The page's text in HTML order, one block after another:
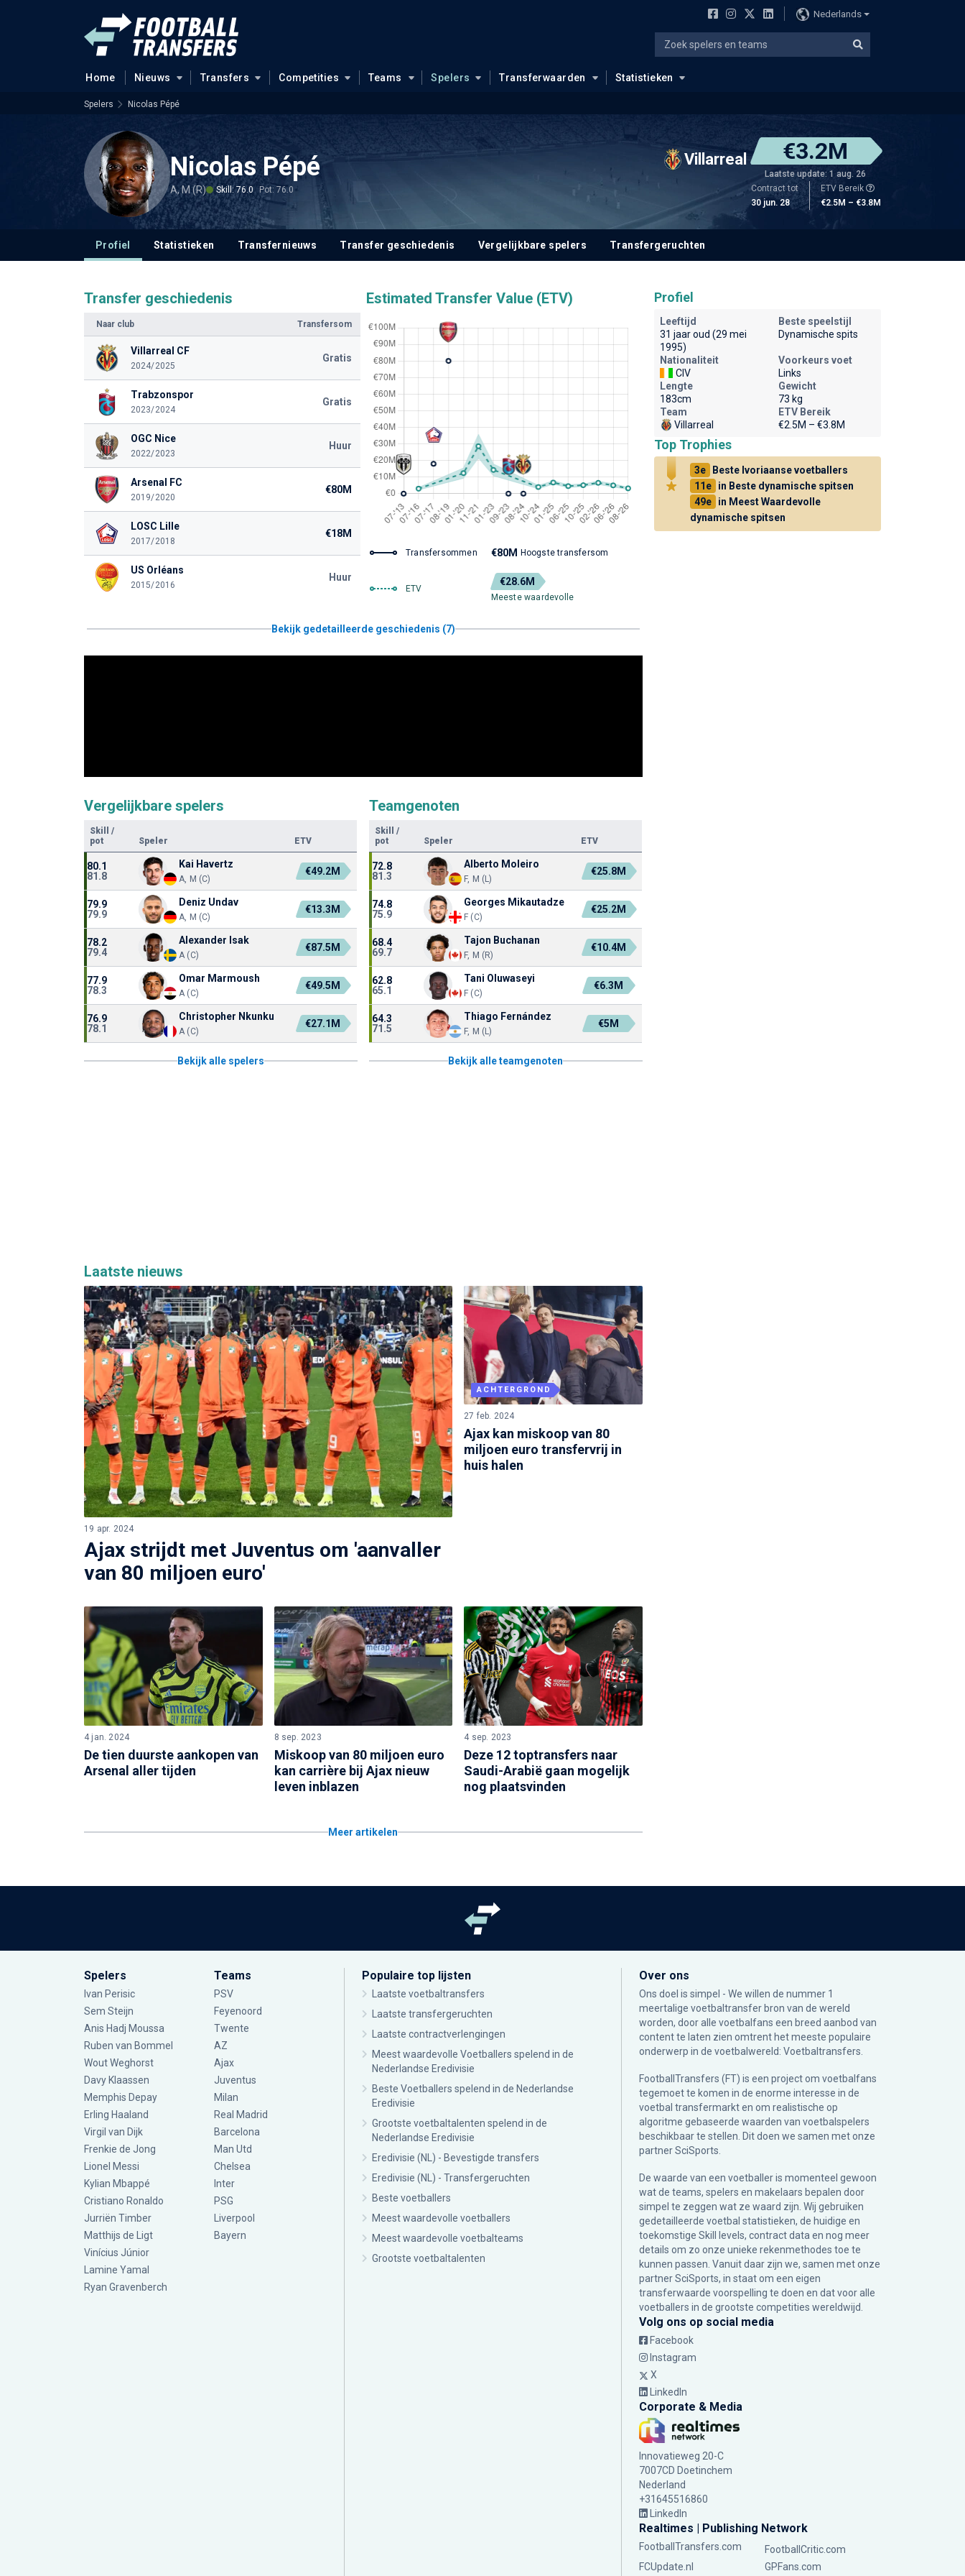
Nederlands
Home Nieuws Transfers Competities Teams Spelers Transferwaarden Statistieken
Spelers Nicolas Pépé
Nicolas Pépé
A, M (R) Skill: 76.0 Pot: 76.0
Villarreal €3.2M
Laatste update: 1 aug. 26
Contract tot
30 jun. 28
ETV Bereik
€2.5M – €3.8M
Profiel Statistieken Transfernieuws Transfer geschiedenis Vergelijkbare spelers Transfergeruchten
Transfer geschiedenis
Naar club Transfersom
Villarreal CF
2024/2025
Gratis
Trabzonspor
2023/2024
Gratis
OGC Nice
2022/2023
Huur
Arsenal FC
2019/2020
€80M
LOSC Lille
2017/2018
€18M
US Orléans
2015/2016
Huur
Estimated Transfer Value (ETV)
Transfersommen €80M Hoogste transfersom
ETV
€28.6M
Meeste waardevolle
Bekijk gedetailleerde geschiedenis (7)
Vergelijkbare spelers
Skill
/
pot
Speler ETV
80.1
81.8
Kai Havertz
A, M (C)
€49.2M
79.9
79.9
Deniz Undav
A, M (C)
€13.3M
78.2
79.4
Alexander Isak
A (C)
€87.5M
77.9
78.3
Omar Marmoush
A (C)
€49.5M
76.9
78.1
Christopher Nkunku
A (C)
€27.1M
Bekijk alle spelers
Teamgenoten
Skill
/
pot
Speler ETV
72.8
81.3
Alberto Moleiro
F, M (L)
€25.8M
74.8
75.9
Georges Mikautadze
F (C)
€25.2M
68.4
69.7
Tajon Buchanan
F, M (R)
€10.4M
62.8
65.1
Tani Oluwaseyi
F (C)
€6.3M
64.3
71.5
Thiago Fernández
F, M (L)
€5M
Bekijk alle teamgenoten
Laatste nieuws
19 apr. 2024
Ajax strijdt met Juventus om 'aanvaller
van 80 miljoen euro'
ACHTERGROND
27 feb. 2024
Ajax kan miskoop van 80
miljoen euro transfervrij in
huis halen
4 jan. 2024
De tien duurste aankopen van
Arsenal aller tijden
8 sep. 2023
Miskoop van 80 miljoen euro
kan carrière bij Ajax nieuw
leven inblazen
4 sep. 2023
Deze 12 toptransfers naar
Saudi-Arabië gaan mogelijk
nog plaatsvinden
Meer artikelen
Profiel
Leeftijd
31 jaar oud (29 mei
1995)
Beste speelstijl
Dynamische spits
Nationaliteit
CIV
Voorkeurs voet
Links
Lengte
183cm
Gewicht
73 kg
Team
Villarreal
ETV Bereik
€2.5M – €3.8M
Top Trophies
3e
Beste Ivoriaanse voetballers
11e
in Beste dynamische spitsen
49e
in Meest Waardevolle
dynamische spitsen
Spelers
Ivan Perisic
Sem Steijn
Anis Hadj Moussa
Ruben van Bommel
Wout Weghorst
Davy Klaassen
Memphis Depay
Erling Haaland
Virgil van Dijk
Frenkie de Jong
Lionel Messi
Kylian Mbappé
Cristiano Ronaldo
Jurriën Timber
Matthijs de Ligt
Vinícius Júnior
Lamine Yamal
Ryan Gravenberch
Teams
PSV
Feyenoord
Twente
AZ
Ajax
Juventus
Milan
Real Madrid
Barcelona
Man Utd
Chelsea
Inter
PSG
Liverpool
Bayern
Populaire top lijsten
Laatste voetbaltransfers
Laatste transfergeruchten
Laatste contractverlengingen
Meest waardevolle Voetballers spelend in de
Nederlandse Eredivisie
Beste Voetballers spelend in de Nederlandse
Eredivisie
Grootste voetbaltalenten spelend in de
Nederlandse Eredivisie
Eredivisie (NL) - Bevestigde transfers
Eredivisie (NL) - Transfergeruchten
Beste voetballers
Meest waardevolle voetballers
Meest waardevolle voetbalteams
Grootste voetbaltalenten
Over ons
Ons doel is simpel - We willen de nummer 1
meertalige voetbaltransfer bron van de wereld
worden, door alle voetbalfans een breed aanbod van
content te laten zien omtrent het meeste populaire
onderwerp in de voetbalwereld: Voetbaltransfers.
FootballTransfers (FT) is een project om voetbalfans
tegemoet te komen in de enorme interesse in de
voetbal transfermarkt en om realistische op
algoritme gebaseerde waarden van voetbalspelers
beschikbaar te stellen. Dit doen we samen met onze
partnerSciSports
De waarde van een voetballer is momenteel gewoon
wat de teams, spelers en makelaars bepalen door
simpel te zeggen wat ze waard zijn. Wij gebruiken
gedetailleerde voetbal statistieken, de huidige en
toekomstige Skill levels, contract data en nog meer
details om zo onze unieke rekenmethodes toe te
kunnen passen. Vanuit daar zijn we, samen met onze
partner SciSports, in staat om een eigen
transferwaarde voorspelling te doen en dat voor alle
voetballers in de grootste competities wereldwijd.
Volg ons op social media
Facebook
Instagram
X
LinkedIn
Corporate & Media
Innovatieweg 20-C
7007CD Doetinchem
Nederland
+31645516860
LinkedIn
Realtimes | Publishing Network
FootballTransfers.com
FootballCritic.com
FCUpdate.nl
GPFans.com